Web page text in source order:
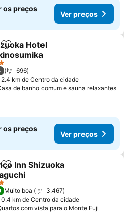
os preços
Ver preços
Adicionar aos favoritos
Hotel
696
2.4 km de Centro da cidade
de banho comum e sauna relaxantes
os preços
Ver preços
Adicionar aos favoritos
Inn Shizuoka
Muito boa
3.467
0.4 km de Centro da cidade
com vista para o Monte Fuji